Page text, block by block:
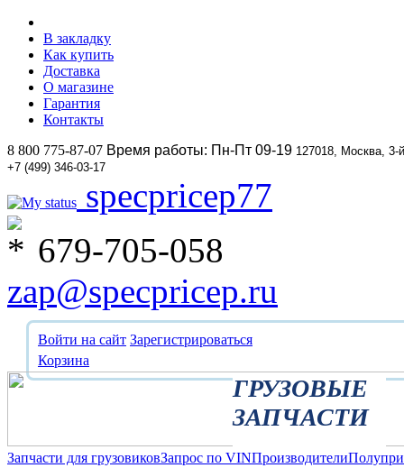
В закладку
Как купить
Доставка
О магазине
Гарантия
Контакты
8 800 775-87-07 Время работы: Пн-Пт 09-19 127018, Москва,
+7 (499) 346-03-17
specpricep77
679-705-058
zap@specpricep.ru
Войти на сайт Зарегистрироваться
Корзина
ГРУЗОВЫЕ
ЗАПЧАСТИ
Запчасти для грузовиковЗапрос по VINПроизводители